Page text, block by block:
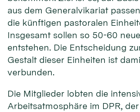
aus dem Generalvikariat
die künftigen pastoralen
Insgesamt sollen so 50-60
entstehen. Die Entscheidung
Gestalt dieser Einheiten ist
verbunden.
Die Mitglieder lobten die
Arbeitsatmosphäre im DPR,